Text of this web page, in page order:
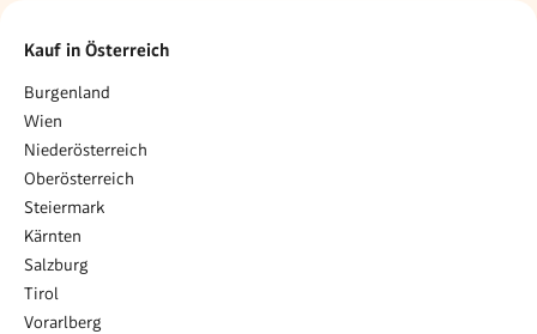
Kauf in Österreich
Burgenland
Wien
Niederösterreich
Oberösterreich
Steiermark
Kärnten
Salzburg
Tirol
Vorarlberg